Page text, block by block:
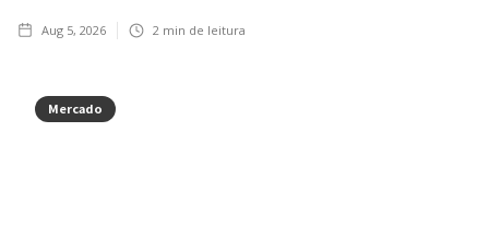
Aug 5, 2026 2 min de leitura
Mercado